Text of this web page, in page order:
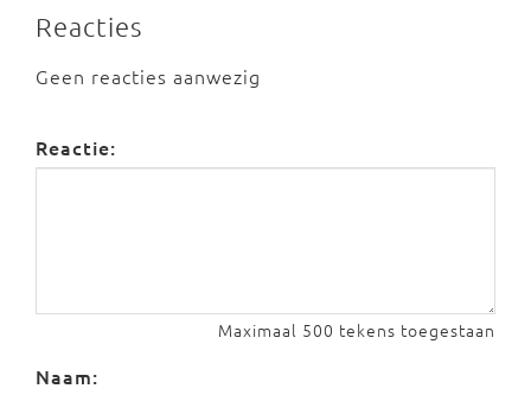
Reacties
Geen reacties aanwezig
Reactie:
Maximaal 500 tekens toegestaan
Naam: